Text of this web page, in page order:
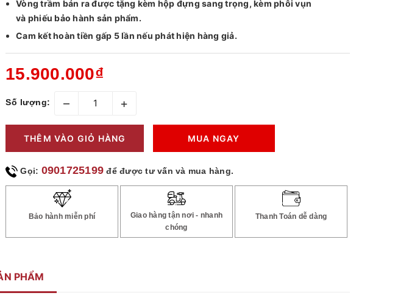
Vòng trầm bán ra được tặng kèm hộp đựng sang trọng, kèm phôi vụn
và phiếu bảo hành sản phẩm.
Cam kết hoàn tiền gấp 5 lần nếu phát hiện hàng giả.
15.900.000₫
Số lượng: – +
THÊM VÀO GIỎ HÀNG MUA NGAY
Gọi: 0901725199 để được tư vấn và mua hàng.
Bảo hành miễn phí
Giao hàng tận nơi - nhanh
chóng
Thanh Toán dễ dàng
PHẨM